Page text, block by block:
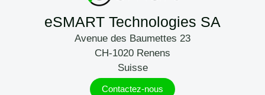
eSMART Technologies SA
Avenue des Baumettes 23
CH-1020 Renens
Suisse
Contactez-nous